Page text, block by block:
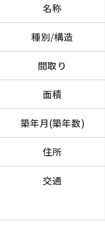
名称
種別/構造
間取り
面積
築年月(築年数)
住所
交通